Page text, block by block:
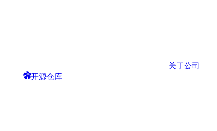
关于公司
开源仓库